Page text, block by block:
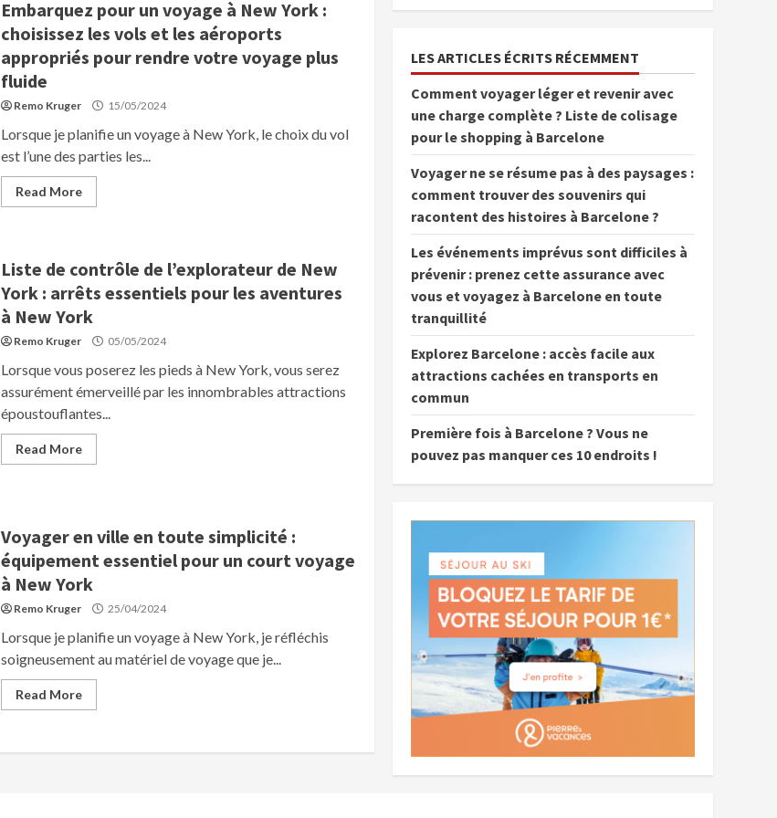
Embarquez pour un voyage à New York :
choisissez les vols et les aéroports
appropriés pour rendre votre voyage plus
fluide
Remo Kruger 15/05/2024
Lorsque je planifie un voyage à New York, le choix du vol
est l’une des parties les...
Read More
Liste de contrôle de l’explorateur de New
York : arrêts essentiels pour les aventures
à New York
Remo Kruger 05/05/2024
Lorsque vous poserez les pieds à New York, vous serez
assurément émerveillé par les innombrables attractions
époustouflantes...
Read More
Voyager en ville en toute simplicité :
équipement essentiel pour un court voyage
à New York
Remo Kruger 25/04/2024
Lorsque je planifie un voyage à New York, je réfléchis
soigneusement au matériel de voyage que je...
Read More
LES ARTICLES ÉCRITS RÉCEMMENT
Comment voyager léger et revenir avec
une charge complète ? Liste de colisage
pour le shopping à Barcelone
Voyager ne se résume pas à des paysages :
comment trouver des souvenirs qui
racontent des histoires à Barcelone ?
Les événements imprévus sont difficiles à
prévenir : prenez cette assurance avec
vous et voyagez à Barcelone en toute
tranquillité
Explorez Barcelone : accès facile aux
attractions cachées en transports en
commun
Première fois à Barcelone ? Vous ne
pouvez pas manquer ces 10 endroits !